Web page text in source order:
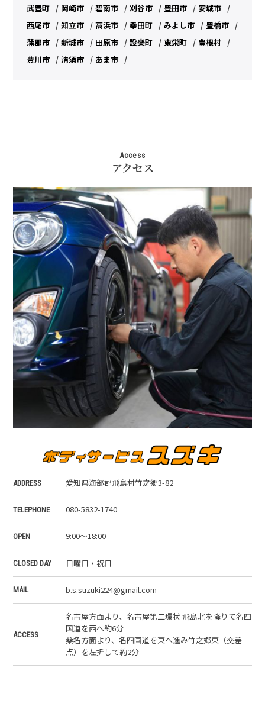
武豊町
岡崎市 碧南市 刈谷市 豊田市
安城市
西尾市
知立市 高浜市 幸田町 みよし市
豊橋市
蒲郡市
新城市 田原市 設楽町 東栄町
豊根村
豊川市
清須市 あま市
Access
アクセス
ADDRESS 愛知県海部郡飛島村竹之郷3-82
TELEPHONE 080-5832-1740
OPEN 9:00～18:00
CLOSED DAY 日曜日・祝日
MAIL b.s.suzuki224@gmail.com
ACCESS
名古屋方面より、名古屋第二環状 飛島北を降りて名四
国道を西へ約6分
桑名方面より、名四国道を東へ進み竹之郷東（交差
点）を左折して約2分